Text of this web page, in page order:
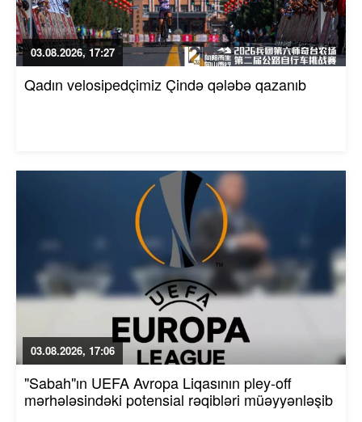
03.08.2026, 17:27
Qadın velosipedçimiz Çində qələbə qazanıb
03.08.2026, 17:06
"Sabah"ın UEFA Avropa Liqasının pley-off
mərhələsindəki potensial rəqibləri müəyyənləşib